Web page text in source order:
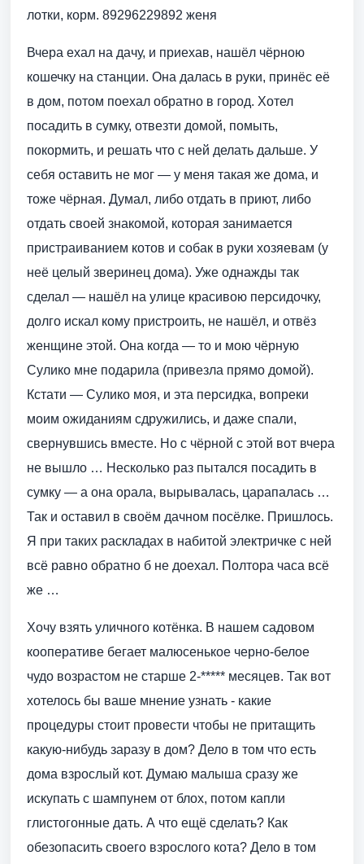
лотки, корм. 89296229892 женя
Вчера ехал на дачу, и приехав, нашёл чёрною
кошечку на станции. Она далась в руки, принёс её
в дом, потом поехал обратно в город. Хотел
посадить в сумку, отвезти домой, помыть,
покормить, и решать что с ней делать дальше. У
себя оставить не мог — у меня такая же дома, и
тоже чёрная. Думал, либо отдать в приют, либо
отдать своей знакомой, которая занимается
пристраиванием котов и собак в руки хозяевам (у
неё целый зверинец дома). Уже однажды так
сделал — нашёл на улице красивою персидочку,
долго искал кому пристроить, не нашёл, и отвёз
женщине этой. Она когда — то и мою чёрную
Сулико мне подарила (привезла прямо домой).
Кстати — Сулико моя, и эта персидка, вопреки
моим ожиданиям сдружились, и даже спали,
свернувшись вместе. Но с чёрной с этой вот вчера
не вышло … Несколько раз пытался посадить в
сумку — а она орала, вырывалась, царапалась …
Так и оставил в своём дачном посёлке. Пришлось.
Я при таких раскладах в набитой электричке с ней
всё равно обратно б не доехал. Полтора часа всё
же …
Хочу взять уличного котёнка. В нашем садовом
кооперативе бегает малюсенькое черно-белое
чудо возрастом не старше 2-***** месяцев. Так вот
хотелось бы ваше мнение узнать - какие
процедуры стоит провести чтобы не притащить
какую-нибудь заразу в дом? Дело в том что есть
дома взрослый кот. Думаю малыша сразу же
искупать с шампунем от блох, потом капли
глистогонные дать. А что ещё сделать? Как
обезопасить своего взрослого кота? Дело в том